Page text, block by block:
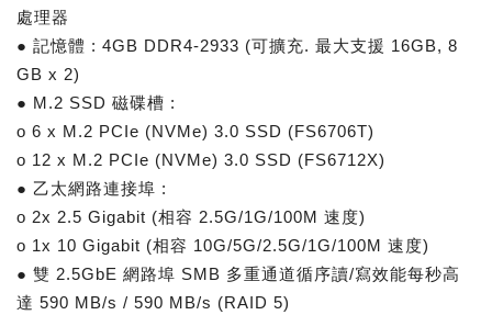
處理器
● 記憶體 : 4GB DDR4-2933 (可擴充. 最大支援 16GB, 8
GB x 2)
● M.2 SSD 磁碟槽 :
o 6 x M.2 PCIe (NVMe) 3.0 SSD (FS6706T)
o 12 x M.2 PCIe (NVMe) 3.0 SSD (FS6712X)
● 乙太網路連接埠 :
o 2x 2.5 Gigabit (相容 2.5G/1G/100M 速度)
o 1x 10 Gigabit (相容 10G/5G/2.5G/1G/100M 速度)
● 雙 2.5GbE 網路埠 SMB 多重通道循序讀/寫效能每秒高
達 590 MB/s / 590 MB/s (RAID 5)